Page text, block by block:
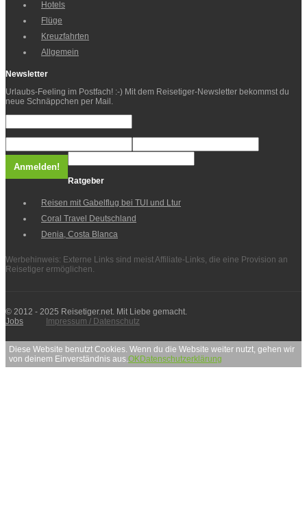
Hotels
Flüge
Kreuzfahrten
Allgemein
Newsletter
Urlaubs-Feeling im Postfach! :-) Mit dem Reisetiger-Newsletter bekommst du
neue Schnäppchen per Mail.
Ratgeber
Reisen mit Gabelflug bei TUI und Ltur
Coral Travel Deutschland
Denia, Costa Blanca
Werbehinweis: Externe Links sind meist Affiliate-Links, die eine Provision an
Reisetiger ermöglichen.
© 2012 - 2025 Reisetiger.net. Mit Liebe gemacht.
Jobs
Impressum / Datenschutz
Diese Website benutzt Cookies. Wenn du die Website weiter nutzt, gehen wir
von deinem Einverständnis aus. OKDatenschutzerklärung